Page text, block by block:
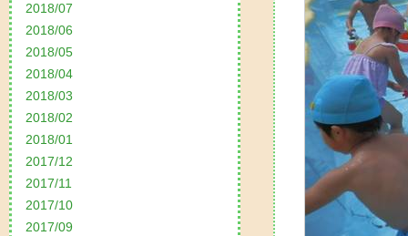
2018/07
2018/06
2018/05
2018/04
2018/03
2018/02
2018/01
2017/12
2017/11
2017/10
2017/09